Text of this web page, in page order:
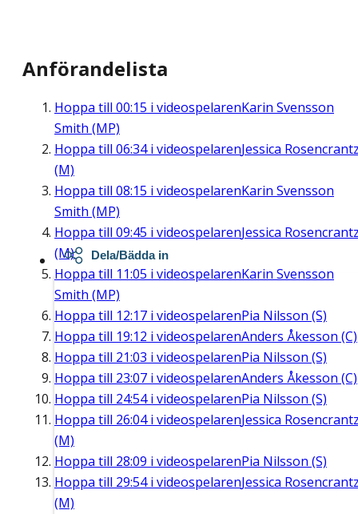
Anförandelista
Hoppa till 00:15 i videospelarenKarin Svensson
Smith (MP)
Hoppa till 06:34i videospelarenJessica
(M)
Hoppa till 08:15 i videospelarenKarin Svensson
Smith (MP)
Hoppa till 09:45 i videospelarenJessica
(M)
Hoppa till 11:05 i videospelarenKarin Svensson
Smith (MP)
Hoppa till 12:17 i videospelarenPia Nilsson (S)
Hoppa till 19:12 i videospelarenAnders Åkesson (C)
Hoppa till 21:03 i videospelarenPia Nilsson (S)
Hoppa till 23:07 i videospelarenAnders Åkesson (C)
Hoppa till 24:54i videospelarenPia Nilsson (S)
Hoppa till 26:04i videospelarenJessica
(M)
Hoppa till 28:09 i videospelarenPia Nilsson (S)
Hoppa till 29:54i videospelarenJessica
(M)
Dela/Bädda in